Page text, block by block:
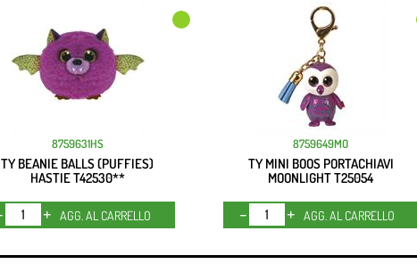
8759631HS
TY BEANIE BALLS (PUFFIES)
HASTIE T42530**
Quantità
AGG. AL CARRELLO
8759649MO
TY MINI BOOS PORTACHIAVI
MOONLIGHT T25054
Quantità
AGG. AL CARRELLO